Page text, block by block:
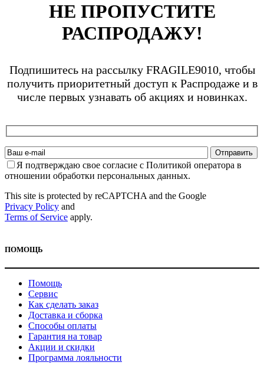
НЕ ПРОПУСТИТЕ
РАСПРОДАЖУ!
Подпишитесь на рассылку FRAGILE9010, чтобы
получить приоритетный доступ к Распродаже и в
числе первых узнавать об акциях и новинках.
Я подтверждаю свое согласие с Политикой оператора в
отношении обработки персональных данных.
This site is protected by reCAPTCHA and the Google
Privacy Policy and
Terms of Service apply.
ПОМОЩЬ
Помощь
Сервис
Как сделать заказ
Доставка и сборка
Способы оплаты
Гарантия на товар
Акции и скидки
Программа лояльности